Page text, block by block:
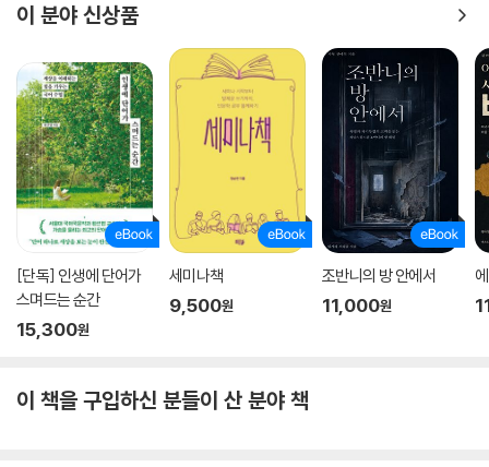
이 분야 신상품
[단독] 인생에 단어가
스며드는 순간
15,300원
세미나책
9,500원
조반니의 방 안에서
11,000원
이 책을 구입하신 분들이 산 분야 책